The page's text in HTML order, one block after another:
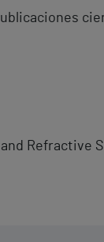
Refractive